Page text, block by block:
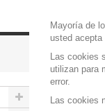
Mayoría de
usted
Las cookies
utilizan para
error.
Las cookies